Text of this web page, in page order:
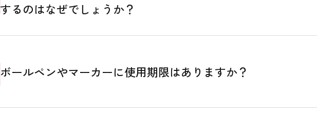
するのはなぜでしょうか？
ボールペンやマーカーに使用期限はありますか？